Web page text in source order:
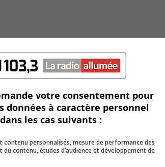
votre consentement pour
données à caractère personnel
dans les cas suivants :
contenu personnalisés, mesure de performance des
du contenu, études d’audience et développement de